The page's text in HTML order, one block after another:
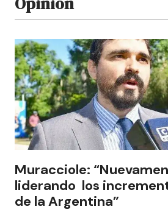
Muracciole:
liderando los
de la Argentina”